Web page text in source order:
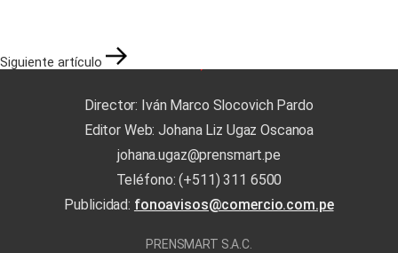
Siguiente artículo
Director: Iván Marco Slocovich Pardo
Editor Web: Johana Liz Ugaz Oscanoa
johana.ugaz@prensmart.pe
Teléfono: (+511) 311 6500
Publicidad: fonoavisos@comercio.com.pe
PRENSMART S.A.C.